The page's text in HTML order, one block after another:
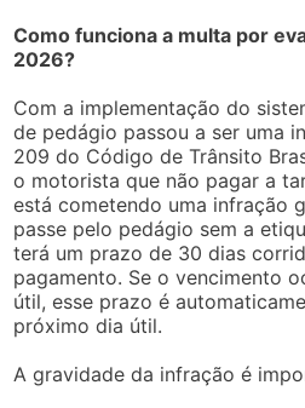
Como funciona a multa por
2026?
Com a implementação do
de pedágio passou a ser uma
209 do Código de Trânsito
o motorista que não pagar a
está cometendo uma infração
passe pelo pedágio sem a
terá um prazo de 30 dias
pagamento. Se o vencimento
útil, esse prazo é
próximo dia útil.
A gravidade da infração é